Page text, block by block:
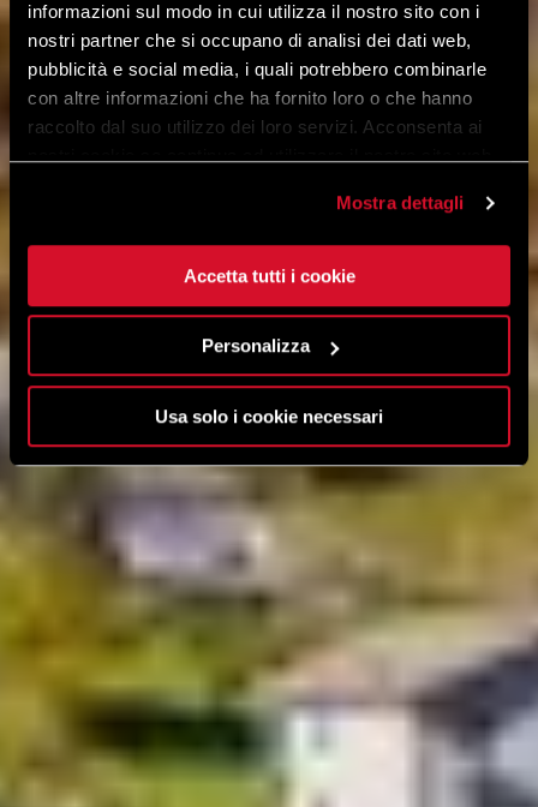
informazioni sul modo in cui utilizza il nostro sito con i
nostri partner che si occupano di analisi dei dati web,
pubblicità e social media, i quali potrebbero combinarle
con altre informazioni che ha fornito loro o che hanno
raccolto dal suo utilizzo dei loro servizi. Acconsenta ai
Mostra dettagli
Accetta tutti i cookie
Personalizza
Usa solo i cookie necessari